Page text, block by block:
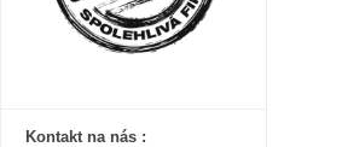
Kontakt na nás :